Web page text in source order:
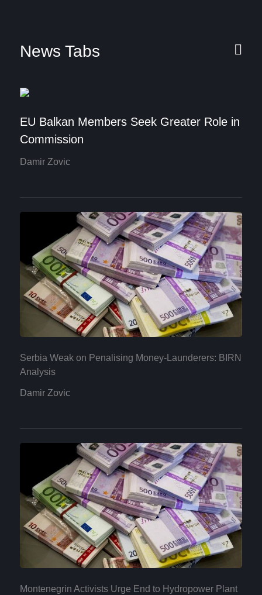
News Tabs
EU Balkan Members Seek Greater Role in
Commission
Damir Zovic
Serbia Weak on Penalising Money-Launderers: BIRN
Analysis
Damir Zovic
Montenegrin Activists Urge End to Hydropower Plant